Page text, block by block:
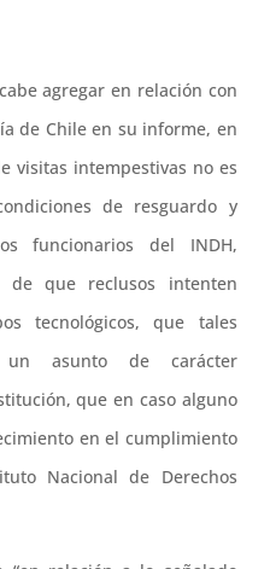
agregar en relación con
de Chile en su informe, en
visitas intempestivas no es
de resguardo y
funcionarios del INDH,
de que reclusos intenten
tecnológicos, que tales
un asunto de carácter
que en caso alguno
en el cumplimiento
Nacional de Derechos